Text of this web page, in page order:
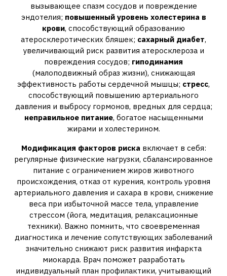
вызывающее спазм сосудов и повреждение
эндотелия; повышенный уровень холестерина в
крови, способствующий образованию
атеросклеротических бляшек; сахарный диабет,
увеличивающий риск развития атеросклероза и
повреждения сосудов; гиподинамия
(малоподвижный образ жизни), снижающая
эффективность работы сердечной мышцы; стресс,
способствующий повышению артериального
давления и выбросу гормонов, вредных для сердца;
неправильное питание, богатое насыщенными
жирами и холестерином.
Модификация факторов риска включает в себя:
регулярные физические нагрузки, сбалансированное
питание с ограничением жиров животного
происхождения, отказ от курения, контроль уровня
артериального давления и сахара в крови, снижение
веса при избыточной массе тела, управление
стрессом (йога, медитация, релаксационные
техники). Важно помнить, что своевременная
диагностика и лечение сопутствующих заболеваний
значительно снижают риск развития инфаркта
миокарда. Врач поможет разработать
индивидуальный план профилактики, учитывающий